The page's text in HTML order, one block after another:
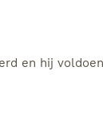
en hij